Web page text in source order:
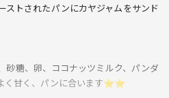
ストされたパンにカヤジャムをサンド
砂糖、卵、ココナッツミルク、パンダ
く甘く、パンに合います⭐⭐